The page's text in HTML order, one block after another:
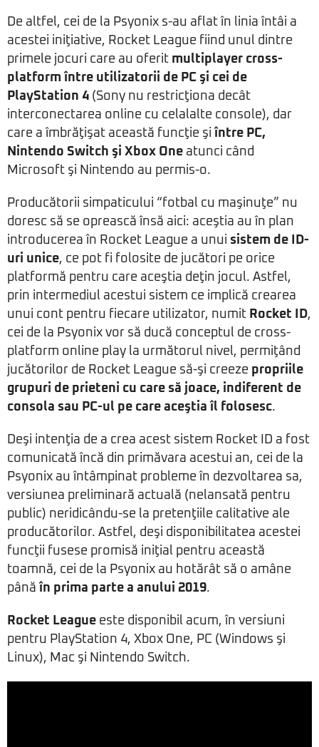
De altfel, cei de la Psyonix s-au aflat în linia întâi a
acestei iniţiative, Rocket League fiind unul dintre
primele jocuri care au oferit multiplayer cross-
platform între utilizatorii de PC şi cei de
PlayStation 4 (Sony nu restricţiona decât
interconectarea online cu celalalte console), dar
care a îmbrăţişat această funcţie şi între PC,
Nintendo Switch şi Xbox One atunci când
Microsoft şi Nintendo au permis-o.
Producătorii simpaticului “fotbal cu maşinuţe” nu
doresc să se oprească însă aici: aceştia au în plan
introducerea în Rocket League a unui sistem de ID-
uri unice, ce pot fi folosite de jucători pe orice
platformă pentru care aceştia deţin jocul. Astfel,
prin intermediul acestui sistem ce implică crearea
unui cont pentru fiecare utilizator, numit Rocket ID,
cei de la Psyonix vor să ducă conceptul de cross-
platform online play la următorul nivel, permiţând
jucătorilor de Rocket League să-şi creeze propriile
grupuri de prieteni cu care să joace, indiferent de
consola sau PC-ul pe care aceştia îl folosesc.
Deşi intenţia de a crea acest sistem Rocket ID a fost
comunicată încă din primăvara acestui an, cei de la
Psyonix au întâmpinat probleme în dezvoltarea sa,
versiunea preliminară actuală (nelansată pentru
public) neridicându-se la pretenţiile calitative ale
producătorilor. Astfel, deşi disponibilitatea acestei
funcţii fusese promisă iniţial pentru această
toamnă, cei de la Psyonix au hotărât să o amâne
până în prima parte a anului 2019.
Rocket League este disponibil acum, în versiuni
pentru PlayStation 4, Xbox One, PC (Windows şi
Linux), Mac şi Nintendo Switch.